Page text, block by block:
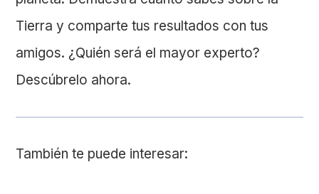
Tierra y comparte tus resultados con tus
amigos. ¿Quién será el mayor experto?
Descúbrelo ahora.
También te puede interesar: